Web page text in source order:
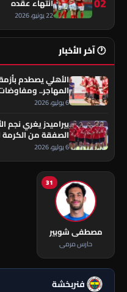
انتهاء عقده
22 يونيو، 2026
🕐 آخر الأخبار
الأهلي يصطدم
المهاجر..
6 يوليو، 2026
بيراميدز يغري
الصفقة من الكرمة
6 يوليو، 2026
31
مصطفى شوبير
حارس مرمى
فنربخشة